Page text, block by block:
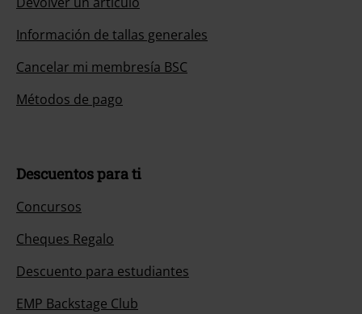
Información de tallas generales
Cancelar mi membresía BSC
Métodos de pago
Descuentos para ti
Concursos
Cheques Regalo
Descuento para estudiantes
EMP Backstage Club